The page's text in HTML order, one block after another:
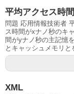
平均アクセス時間
問題 応用情報技術者
ス時間がxナノ秒のキ
間がyナノ秒の主記憶
とキャッシュメモリと
XML